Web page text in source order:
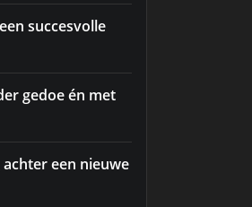
succesvolle
gedoe én met
een nieuwe